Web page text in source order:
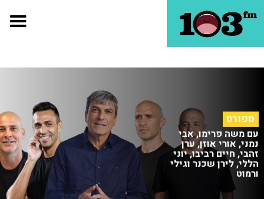
ספורט
עם משה פרימו, אבי
נמני, אורי אוזן, ערן
זהבי, חיים רביבו, יוני
הללי, לירן שכנר וגילי
ורמוט